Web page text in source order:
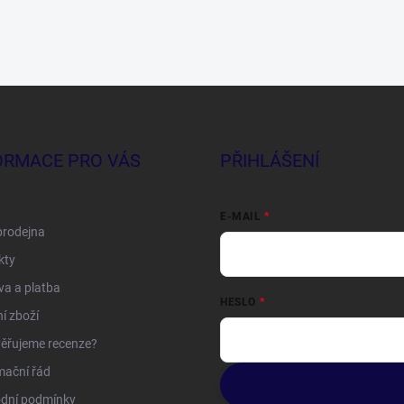
PRO VÁS
a platba
zboží
recenze?
řád
podmínky
PŘIHLÁŠENÍ
E-MAIL
HESLO